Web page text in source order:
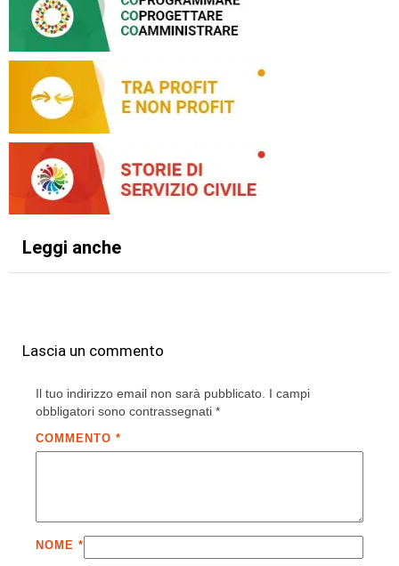
Leggi anche
Lascia un commento
Il tuo indirizzo email non sarà pubblicato. I campi
obbligatori sono contrassegnati *
COMMENTO *
NOME *